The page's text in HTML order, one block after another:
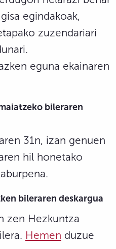
egindakoak,
zuzendariari
eguna ekainaren
bileraren
31n, izan genuen
hil honetako
bileraren deskargua
zen Hezkuntza
Hemen duzue